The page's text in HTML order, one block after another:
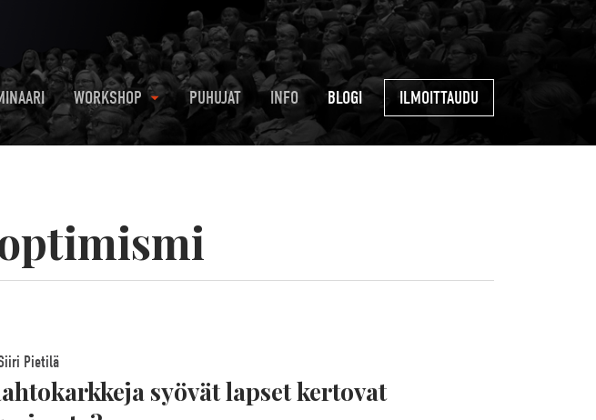
WORKSHOP PUHUJAT INFO BLOGI ILMOITTAUDU
Pietilä
syövät lapset kertovat